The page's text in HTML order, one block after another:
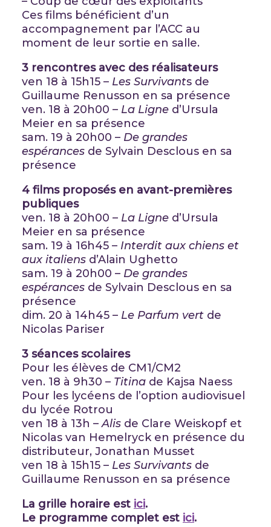
Ces films bénéficient d’un
accompagnement par l’ACC au
moment de leur sortie en salle.
3 rencontres avec des réalisateurs
ven 18 à 15h15 – Les Survivants de
Guillaume Renusson en sa présence
ven. 18 à 20h00 – La Ligne d’Ursula
Meier en sa présence
sam. 19 à 20h00 – De grandes
espérances de Sylvain Desclous en sa
présence
4 films proposés en avant-premières
publiques
ven. 18 à 20h00 – La Ligne d’Ursula
Meier en sa présence
sam. 19 à 16h45 – Interdit aux chiens et
aux italiens d’Alain Ughetto
sam. 19 à 20h00 – De grandes
espérances de Sylvain Desclous en sa
présence
dim. 20 à 14h45 – Le Parfum vert de
Nicolas Pariser
3 séances scolaires
Pour les élèves de CM1/CM2
ven. 18 à 9h30 – Titina de Kajsa Naess
Pour les lycéens de l’option audiovisuel
du lycée Rotrou
ven 18 à 13h –Alis de Clare Weiskopf et
Nicolas van Hemelryck en présence du
distributeur, Jonathan Musset
ven 18 à 15h15 – Les Survivants de
Guillaume Renusson en sa présence
La grille horaire est ici.
Le programme complet est ici.